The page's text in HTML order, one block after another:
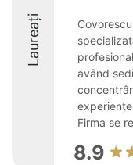
Laureați
având
Firma se
8.9